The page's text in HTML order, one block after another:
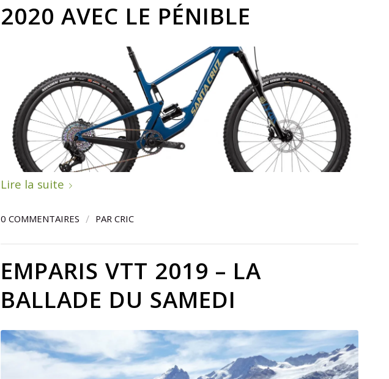
2020 AVEC LE PÉNIBLE
Lire la suite
0 COMMENTAIRES / PARCRIC
EMPARIS VTT 2019 – LA
BALLADE DU SAMEDI